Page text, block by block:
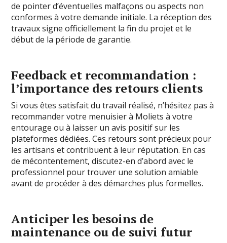
de pointer d’éventuelles malfaçons ou aspects non
conformes à votre demande initiale. La réception des
travaux signe officiellement la fin du projet et le
début de la période de garantie.
Feedback et recommandation :
l’importance des retours clients
Si vous êtes satisfait du travail réalisé, n’hésitez pas à
recommander votre menuisier à Moliets à votre
entourage ou à laisser un avis positif sur les
plateformes dédiées. Ces retours sont précieux pour
les artisans et contribuent à leur réputation. En cas
de mécontentement, discutez-en d’abord avec le
professionnel pour trouver une solution amiable
avant de procéder à des démarches plus formelles.
Anticiper les besoins de
maintenance ou de suivi futur